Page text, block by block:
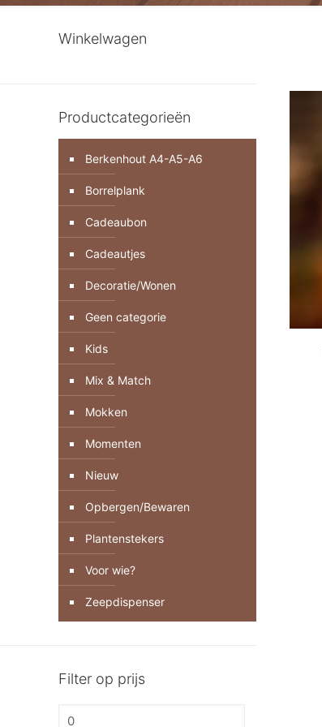
Winkelwagen
Productcategorieën
Berkenhout A4-A5-A6
Borrelplank
Cadeaubon
Cadeautjes
Decoratie/Wonen
Geen categorie
Kids
Mix & Match
Mokken
Momenten
Nieuw
Opbergen/Bewaren
Plantenstekers
Voor wie?
Zeepdispenser
Filter op prijs